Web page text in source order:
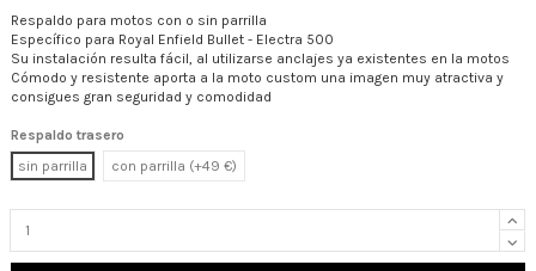
Respaldo para motos con o sin parrilla
Específico para Royal Enfield Bullet - Electra 500
Su instalación resulta fácil, al utilizarse anclajes ya existentes en la motos
Cómodo y resistente aporta a la moto custom una imagen muy atractiva y
consigues gran seguridad y comodidad
Respaldo trasero
sin parrilla
con parrilla (+49 €)